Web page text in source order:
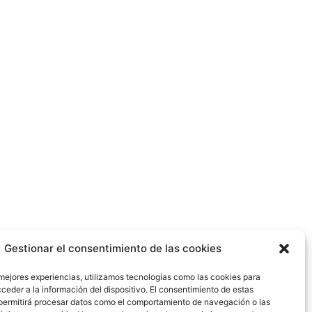
Gestionar el consentimiento de las cookies
experiencias, utilizamos tecnologías como las cookies para
a la información del dispositivo. El consentimiento de estas
procesar datos como el comportamiento de navegación o las